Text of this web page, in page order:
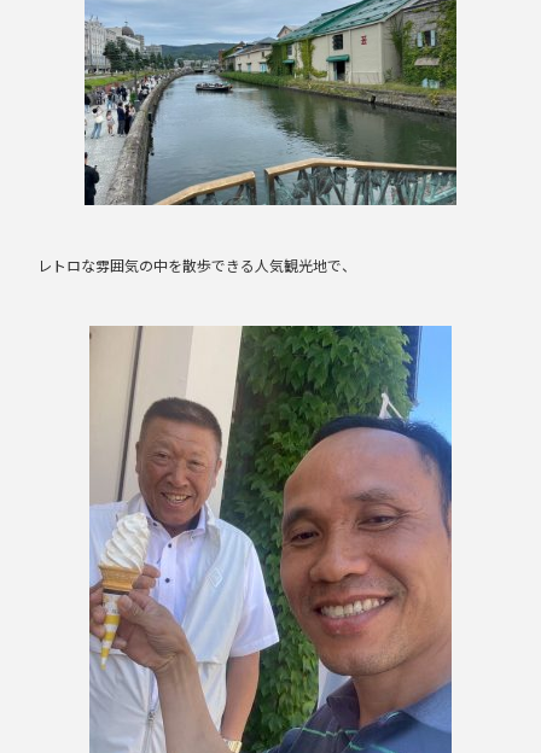
レトロな雰囲気の中を散歩できる人気観光地で、